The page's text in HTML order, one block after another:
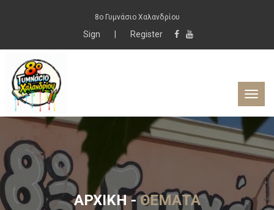
8ο Γυμνάσιο Χαλανδρίου
Sign Register
ΑΡΧΙΚΉ-ΘΈΜΑΤΑ